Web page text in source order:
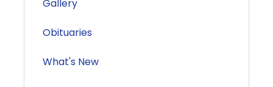
Gallery
Obituaries
What's New